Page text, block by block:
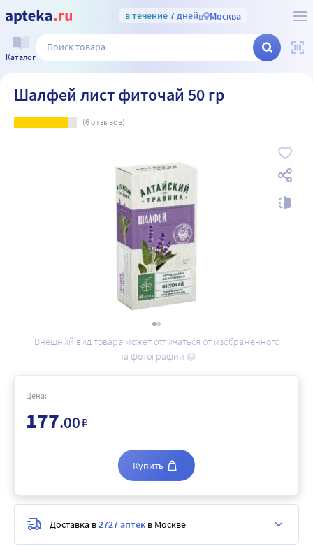
в течение 7 днейв Москва
Каталог
Шалфей лист фиточай 50 гр
(6отзывов)
Внешний вид товара может отличаться от изображённого
на фотографии
Цена:
177.00₽
Купить
Доставка в2727 аптек в Москве